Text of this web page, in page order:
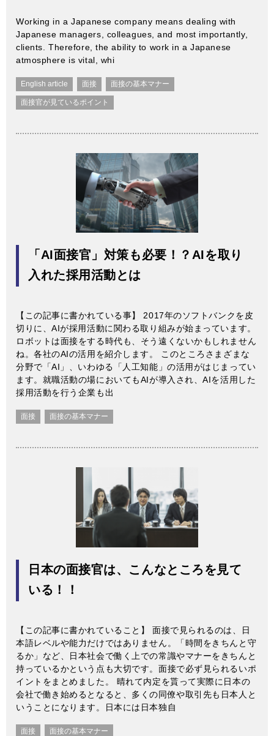
Working in a Japanese company means dealing with
Japanese managers, colleagues, and most importantly,
clients. Therefore, the ability to work in a Japanese
atmosphere is vital, whi
English article 面接 面接の基本マナー
面接官が見ているポイント
「AI面接官」対策も必要！？AIを取り
入れた採用活動とは
【この記事に書かれている事】 2017年のソフトバンクを皮
切りに、AIが採用活動に関わる取り組みが始まっています。
ロボットは面接をする時代も、そう遠くないかもしれません
ね。各社のAIの活用を紹介します。 このところさまざまな
分野で「AI」、いわゆる「人工知能」の活用がはじまってい
ます。就職活動の場においてもAIが導入され、AIを活用した
採用活動を行う企業も出
面接 面接の基本マナー
日本の面接官は、こんなところを見て
いる！！
【この記事に書かれていること】 面接で見られるのは、日
本語レベルや能力だけではありません。「時間をきちんと守
るか」など、日本社会で働く上での常識やマナーをきちんと
持っているかという点も大切です。面接で必ず見られるいポ
イントをまとめました。 晴れて内定を貰って実際に日本の
会社で働き始めるとなると、多くの同僚や取引先も日本人と
いうことになります。日本には日本独自
面接 面接の基本マナー